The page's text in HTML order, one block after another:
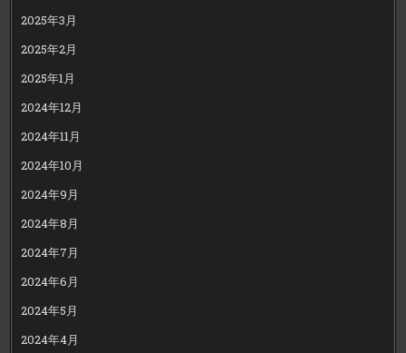
2025年3月
2025年2月
2025年1月
2024年12月
2024年11月
2024年10月
2024年9月
2024年8月
2024年7月
2024年6月
2024年5月
2024年4月